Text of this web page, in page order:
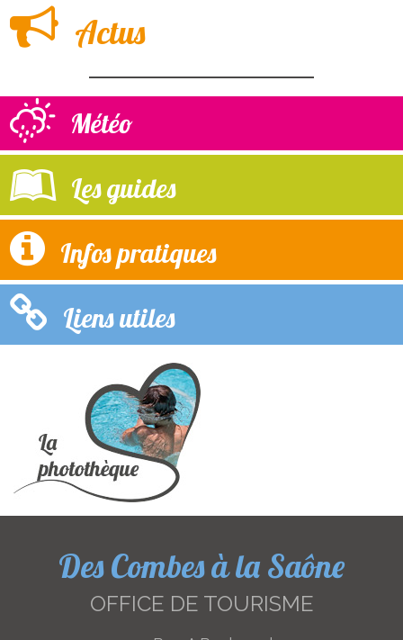
Actus
Météo
Les guides
Infos pratiques
Liens utiles
Des Combes à la Saône
OFFICE DE TOURISME